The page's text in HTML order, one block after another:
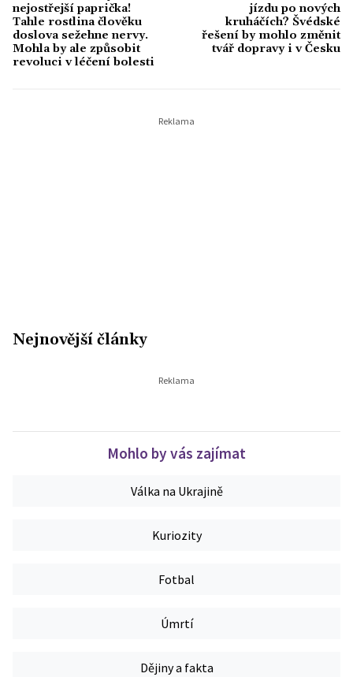
nejostřejší paprička!
Tahle rostlina člověku
doslova sežehne nervy.
Mohla by ale způsobit
revoluci v léčení bolesti
jízdu po nových
kruháčích? Švédské
řešení by mohlo změnit
tvář dopravy i v Česku
Nejnovější články
Mohlo by vás zajímat
Válka na Ukrajině
Kuriozity
Fotbal
Úmrtí
Dějiny a fakta